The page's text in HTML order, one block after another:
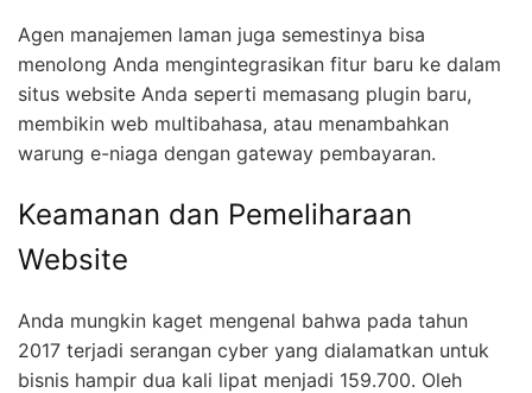
Agen manajemen laman juga semestinya bisa
menolong Anda mengintegrasikan fitur baru ke dalam
situs website Anda seperti memasang plugin baru,
membikin web multibahasa, atau menambahkan
warung e-niaga dengan gateway pembayaran.
Keamanan dan Pemeliharaan
Website
Anda mungkin kaget mengenal bahwa pada tahun
2017 terjadi serangan cyber yang dialamatkan untuk
bisnis hampir dua kali lipat menjadi 159.700. Oleh